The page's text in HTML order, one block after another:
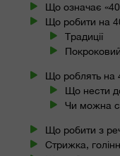
Що означає «40
Що робити на
Традиції
Що роблять на
Що нести
Чи можна
Що робити з
Стрижка,